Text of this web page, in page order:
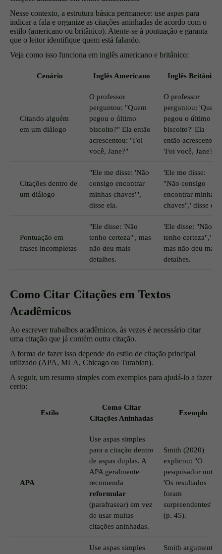
Nesse contexto, a estrutura básica permanece: use aspas para
indicar a fala e organize as citações aninhadas de acordo com o
estilo (americano ou britânico). Atente-se à pontuação e garanta
que o leitor identifique quem está falando.
Veja como isso funciona em inglês americano e britânico:
Cenário Inglês Americano Inglês Britânico
Citando alguém
em um diálogo
O professor
perguntou: "Quem
pegou o último
biscoito?" Ela então
acrescentou: "Foi
você, Jane?"
O professor
perguntou: 'Quem
pegou o último
biscoito?' Ela
então acrescentou:
'Foi você, Jane?'
Citações dentro de
um diálogo
"Ele me disse: 'Não
consigo encontrar
minhas chaves'",
disse ela.
'Ele me disse:
"Não consigo
encontrar minhas
chaves",' disse ela.
Pontuação em
frases incompletas
"Ele disse: 'Não
tenho certeza'", mas
não deu mais
detalhes.
'Ele disse: "Não
tenho certeza",'
mas não deu mais
detalhes.
Como Citar Citações em Textos
Acadêmicos
Ao escrever trabalhos acadêmicos, às vezes é necessário citar
uma citação que já contém outra citação.
A forma de fazer isso depende do estilo de citação principal
utilizado (APA, MLA, Chicago ou Turabian).
A seguir, um resumo simples com exemplos para ajudá-lo a fazer
certo:
Estilo
Como Citar
Citações Aninhadas
Exemplo
APA
Use aspas simples
para a citação dentro
de aspas duplas. A
APA geralmente
recomenda
reformular
(parafrasear) em vez
de usar muitas
citações aninhadas.
Smith (2020)
explicou: "O
pesquisador notou:
'Os resultados
foram
surpreendentes'"
(p. 45).
Use aspas simples
Smith argumenta: